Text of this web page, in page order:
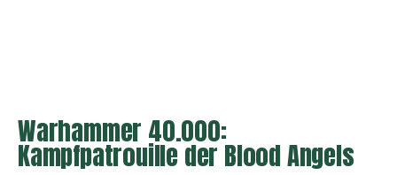
Warhammer 40.000:
Kampfpatrouille der Blood Angels